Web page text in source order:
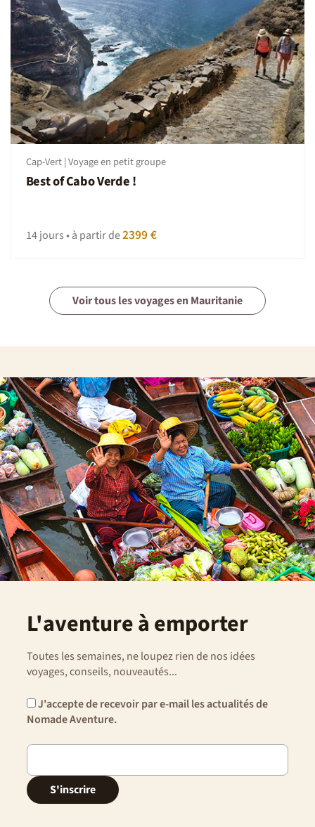
Cap-Vert | Voyage en petit groupe
Best of Cabo Verde !
14 jours • à partir de2399 €
Voir tous les voyages en Mauritanie
L'aventure à emporter
Toutes les semaines, ne loupez rien de nos idées
voyages, conseils, nouveautés...
J'accepte de recevoir par e-mail les actualités de
Nomade Aventure.
S'inscrire